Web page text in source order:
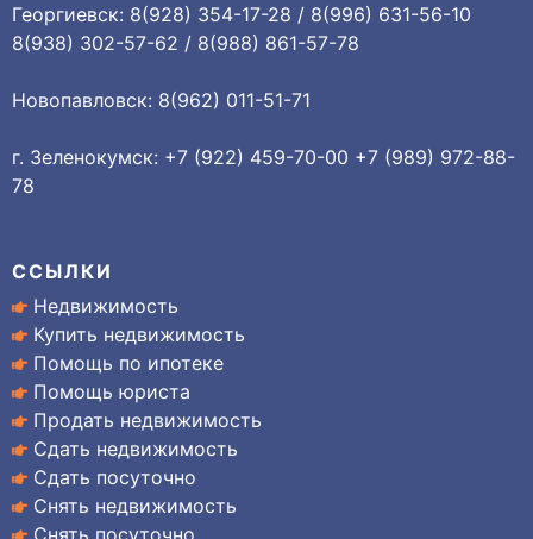
Георгиевск: 8(928) 354-17-28 / 8(996) 631-56-10
8(938) 302-57-62 / 8(988) 861-57-78
Новопавловск: 8(962) 011-51-71
г. Зеленокумск: +7 (922) 459-70-00 +7 (989) 972-88-
78
ССЫЛКИ
Недвижимость
Купить недвижимость
Помощь по ипотеке
Помощь юриста
Продать недвижимость
Сдать недвижимость
Сдать посуточно
Снять недвижимость
Снять посуточно